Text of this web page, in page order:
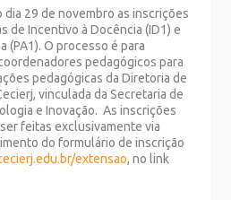
dia 29 de novembro as inscrições
de Incentivo à Docência (ID1) e
(PA1). O processo é para
pedagógicos para
pedagógicas da Diretoria de
vinculada da Secretaria de
e Inovação. As inscrições
feitas exclusivamente via
do formulário de inscrição
extensao, no link